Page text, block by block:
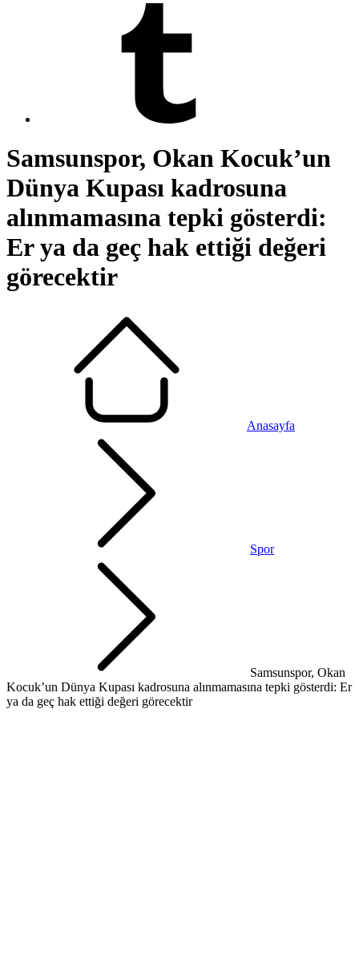
Samsunspor, Okan Kocuk’un
Dünya Kupası kadrosuna
alınmamasına tepki gösterdi:
Er ya da geç hak ettiği değeri
görecektir
Anasayfa
Spor
Samsunspor, Okan
Kocuk’un Dünya Kupası kadrosuna alınmamasına tepki gösterdi: Er
ya da geç hak ettiği değeri görecektir